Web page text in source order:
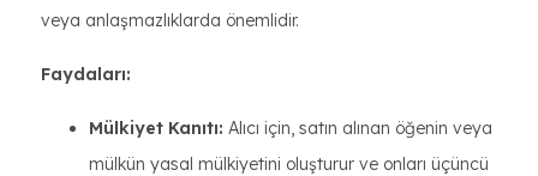
veya anlaşmazlıklarda önemlidir.
Faydaları:
Mülkiyet Kanıtı: Alıcı için, satın alınan öğenin veya
mülkün yasal mülkiyetini oluşturur ve onları üçüncü